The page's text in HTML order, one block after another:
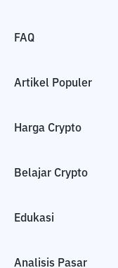
FAQ
Artikel Populer
Harga Crypto
Belajar Crypto
Edukasi
Analisis Pasar